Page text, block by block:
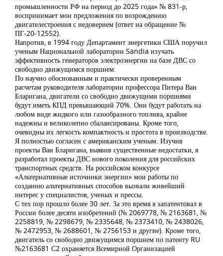
промышленности РФ на период до 2025 года» № 831-р,
воспринимает мои предложения по возрождению
двигателестроения с недоверием (ответ на обращение №
ПГ-20-12552).
Напротив, в 1994 году Департамент энергетики США поручил
ученым Национальной лаборатории Sandia изучать
эффективность генераторов электроэнергии на базе ДВС со
свободно движущимся поршнем.
По научно обоснованным и практически проверенным
расчетам руководителя лаборатории профессора Питера Ван
Бларигана, двигатели со свободно движущими поршнями
будут иметь КПД превышающий 70%. Они будут работать на
любом виде жидкого или газообразного топлива, крайне
надежны и великолепно сбалансированы. Кроме того,
очевидны их легкость компактность и простота в производстве.
Я полностью согласен с американским ученым. Изучив
проекты Ван Бларигана, выявив существенные недостатки, я
разработал проекты ДВС нового поколения для российских
транспортных средств. На российском конкурсе
«Альтернативные источники энергии» мои работы по
созданию альтернативных способов вызвали живейший
интерес у специалистов, ученых и прессы.
С тех пор прошло более 30 лет. За это время я запатентовал в
России более десяти изобретений (№ 2069778, № 2163681, №
2258819, № 2298679, № 2335648, № 2373410, № 2438026,
№ 2472953, № 2688601, № 2756153 и другие). Кроме того,
двигатель со свободно движущимся поршнем по патенту RU
№2163681 С2 охраняется Всемирной Организацией